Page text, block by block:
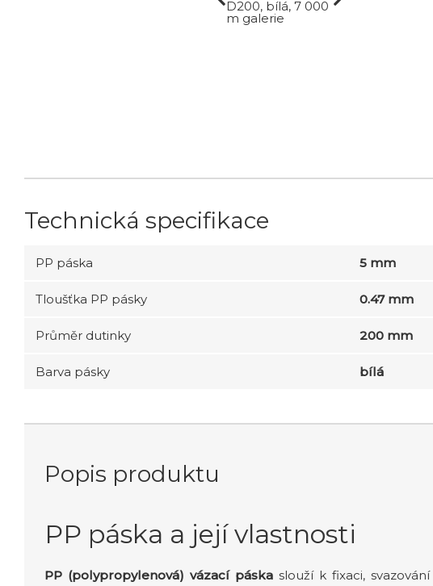
Technická specifikace
PP páska 5 mm
Tloušťka PP pásky 0.47 mm
Průměr dutinky 200 mm
Barva pásky bílá
Popis produktu
PP páska a její vlastnosti
PP (polypropylenová) vázací páska slouží k fixaci,